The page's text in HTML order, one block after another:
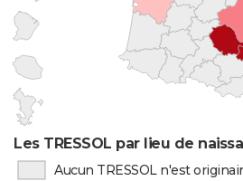
Les TRESSOL par lieu de
Aucun TRESSOL n'est